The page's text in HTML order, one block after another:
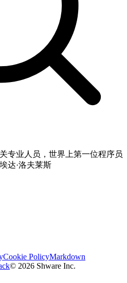
专业人员，世界上第一位程序员
达·洛夫莱斯
Cookie PolicyMarkdown
© 2026 Shware Inc.